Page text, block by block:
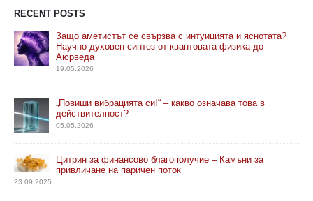
RECENT POSTS
Защо аметистът се свързва с интуицията и яснотата?
Научно-духовен синтез от квантовата физика до
Аюрведа
19.05.2026
„Повиши вибрацията си!“ – какво означава това в
действителност?
05.05.2026
Цитрин за финансово благополучие – Камъни за
привличане на паричен поток
23.09.2025